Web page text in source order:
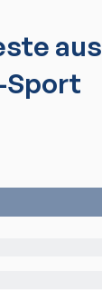
aus
Sport